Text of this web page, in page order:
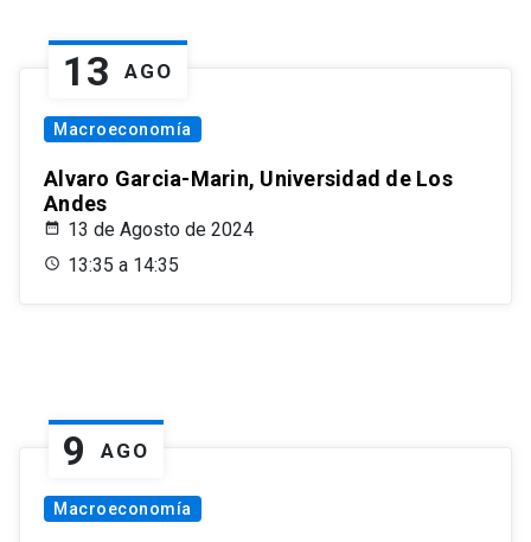
13 AGO
Macroeconomía
Alvaro Garcia-Marin, Universidad de Los
Andes
13 de Agosto de 2024
13:35 a 14:35
9 AGO
Macroeconomía